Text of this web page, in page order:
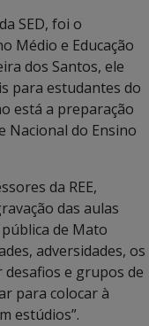
SED, foi o
Médio e Educação
dos Santos, ele
para estudantes do
está a preparação
Nacional do Ensino
da REE,
das aulas
de Mato
adversidades, os
e grupos de
para colocar à
estúdios”.